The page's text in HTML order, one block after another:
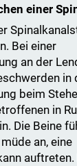
einer
Bei einer
an der
in
beim
in
Die Beine
an, eine